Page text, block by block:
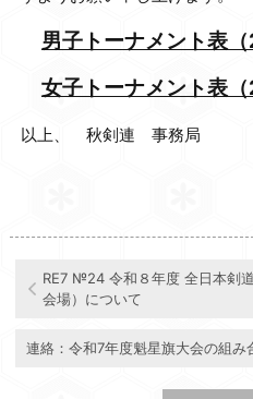
男子トーナメント表
女子トーナメント表
以上、 秋剣連 事務局
RE7 №24 令和８年度 全日本剣
会場）について
連絡：令和7年度魁星旗大会の組み